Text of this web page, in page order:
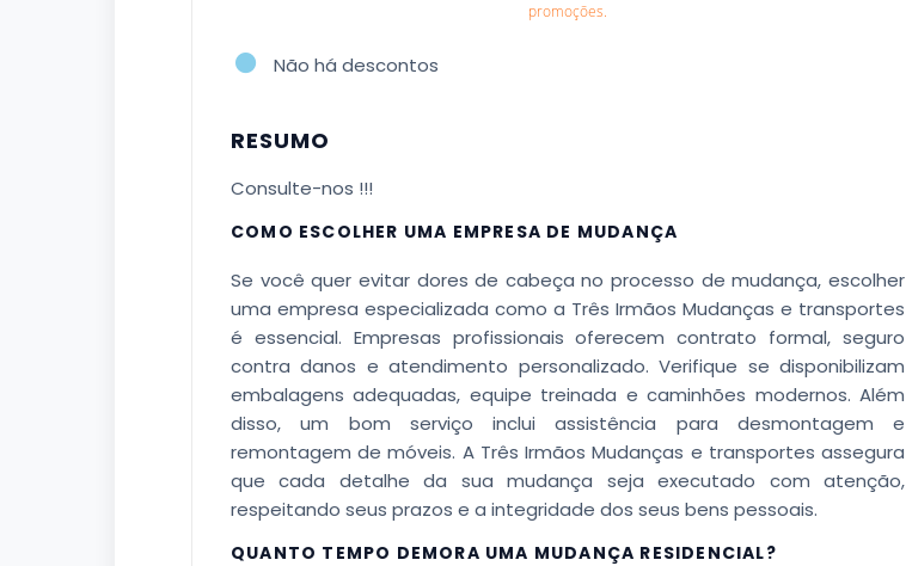
promoções.
Não há descontos
RESUMO
Consulte-nos !!!
COMO ESCOLHER UMA EMPRESA DE MUDANÇA
Se você quer evitar dores de cabeça no processo de mudança, escolher
uma empresa especializada como a Três Irmãos Mudanças e transportes
é essencial. Empresas profissionais oferecem contrato formal, seguro
contra danos e atendimento personalizado. Verifique se disponibilizam
embalagens adequadas, equipe treinada e caminhões modernos. Além
disso, um bom serviço inclui assistência para desmontagem e
remontagem de móveis. A Três Irmãos Mudanças e transportes assegura
que cada detalhe da sua mudança seja executado com atenção,
respeitando seus prazos e a integridade dos seus bens pessoais.
QUANTO TEMPO DEMORA UMA MUDANÇA RESIDENCIAL?